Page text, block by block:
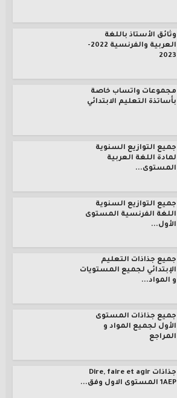
وثائق الأستاذ باللغة
العربية والفرنسية 2022-
2023
مجموعات واتساب خاصة
بأساتذة التعليم الابتدائي
جميع التوازيع السنوية
لمادة اللغة العربية
المستوى...
جميع التوازيع السنوية
اللغة الفرنسية المستوى
الأول...
جميع جذاذات التعليم
الإبتدائي لجميع المستويات
و المواد...
جميع جذاذات المستوى
الأول لجميع المواد و
المراجع
جذاذات Dire, faire et agir
1AEP المستوى الاول وفق...